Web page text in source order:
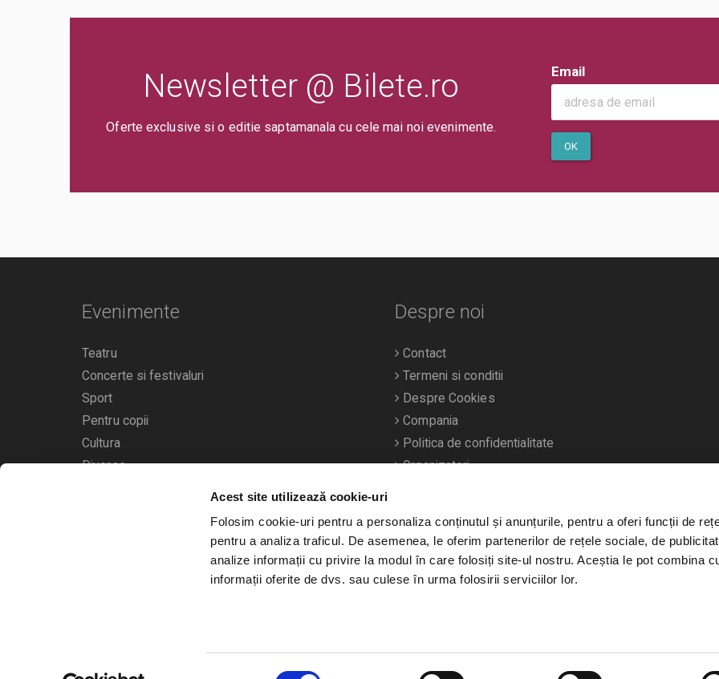
Acest site utilizează cookie-uri
Folosim cookie-uri pentru a personaliza conținutul și anunțurile, pentru a oferi funcții de
pentru a analiza traficul. De asemenea, le oferim partenerilor de rețele sociale, de
analize informații cu privire la modul în care folosiți site-ul nostru. Aceștia le pot combina
informații oferite de dvs. sau culese în urma folosirii serviciilor lor.
Newsletter @ Bilete.ro
Oferte exclusive si o editie saptamanala cu cele mai noi evenimente.
Email
OK
Evenimente
Teatru
Concerte si festivaluri
Sport
Pentru copii
Cultura
Diverse
Calendarul evenimentelor
Despre noi
Contact
Termeni si conditii
Despre Cookies
Compania
Politica de confidentialitate
Organizatori
Bilete.ro